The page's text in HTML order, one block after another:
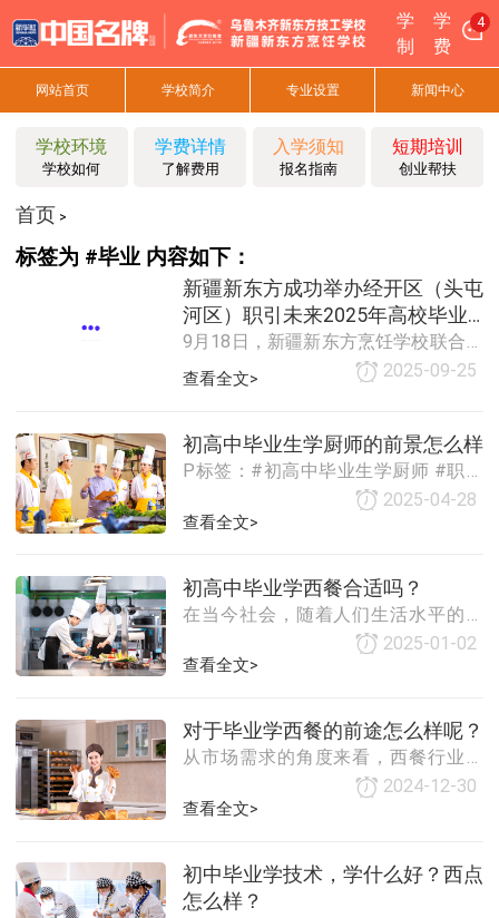
学
制
学
费
4
网站首页 学校简介 专业设置 新闻中心
学校环境
学校如何
学费详情
了解费用
入学须知
报名指南
短期培训
创业帮扶
首页 >
标签为 #毕业 内容如下：
新疆新东方成功举办经开区（头屯
河区）职引未来2025年高校毕业
生秋季专场招聘会！
9月18日，新疆新东方烹饪学校联合经
开区（头屯河区）人力资源和社会保
障局，在校园内成功举办“职引未来
签约仪式”。活动吸引50余家优质企业
参与，涵盖烹饪、西点、幼教、酒店
管理等多个领域，提供就业岗位上百
个，吸引近千名毕业生及在校生到场
求职。活动通过“招聘对接+美食品
场为导向、以技能为核心”的育人成
果，助力毕业生高质量就业。双选
2025-09-25
查看全文>
初高中毕业生学厨师的前景怎么样
P标签：#初高中毕业生学厨师 #职业
前景 #技能发展 #就业方向随着社会经
济的发展和人们生活水平的提高，餐
高中毕业生来说，选择学习烹饪专
2025-04-28
查看全文>
初高中毕业学西餐合适吗？
在当今社会，随着人们生活水平的提
高，对于美食的需求也在不断增长。
西餐作为世界上最具代表性的餐饮文
学习西餐是否合适呢？本文将从多个
角度进行
2025-01-02
查看全文>
对于毕业学西餐的前途怎么样呢？
从市场需求的角度来看，西餐行业的
需求量一直保持在较高水平。随着人
们生活水平的提高，对于美食的需求
档餐饮的代表，自然受到了很多人的
青睐。随着旅游业的发展，国内外游
2024-12-30
查看全文>
初中毕业学技术，学什么好？西点
怎么样？